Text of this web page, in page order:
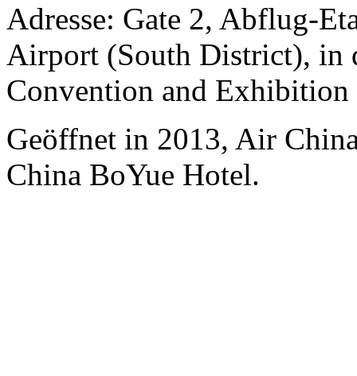
Adresse: Gate 2, Abflug-
Airport (South District), in
Convention and Exhibition
Geöffnet in 2013, Air
China BoYue Hotel.